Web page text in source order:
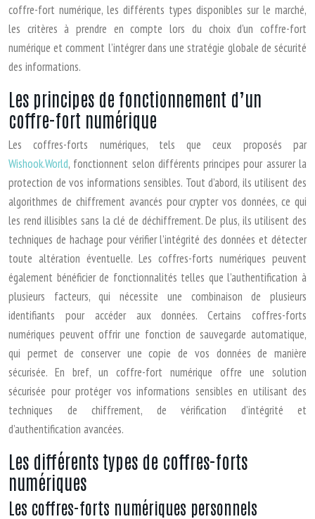
coffre-fort numérique, les différents types disponibles sur le marché,
les critères à prendre en compte lors du choix d’un coffre-fort
numérique et comment l’intégrer dans une stratégie globale de sécurité
des informations.
Les principes de fonctionnement d’un
coffre-fort numérique
Les coffres-forts numériques, tels que ceux proposés par
Wishook.World, fonctionnent selon différents principes pour assurer la
protection de vos informations sensibles. Tout d’abord, ils utilisent des
algorithmes de chiffrement avancés pour crypter vos données, ce qui
les rend illisibles sans la clé de déchiffrement. De plus, ils utilisent des
techniques de hachage pour vérifier l’intégrité des données et détecter
toute altération éventuelle. Les coffres-forts numériques peuvent
également bénéficier de fonctionnalités telles que l’authentification à
plusieurs facteurs, qui nécessite une combinaison de plusieurs
identifiants pour accéder aux données. Certains coffres-forts
numériques peuvent offrir une fonction de sauvegarde automatique,
qui permet de conserver une copie de vos données de manière
sécurisée. En bref, un coffre-fort numérique offre une solution
sécurisée pour protéger vos informations sensibles en utilisant des
techniques de chiffrement, de vérification d’intégrité et
d’authentification avancées.
Les différents types de coffres-forts
numériques
Les coffres-forts numériques personnels